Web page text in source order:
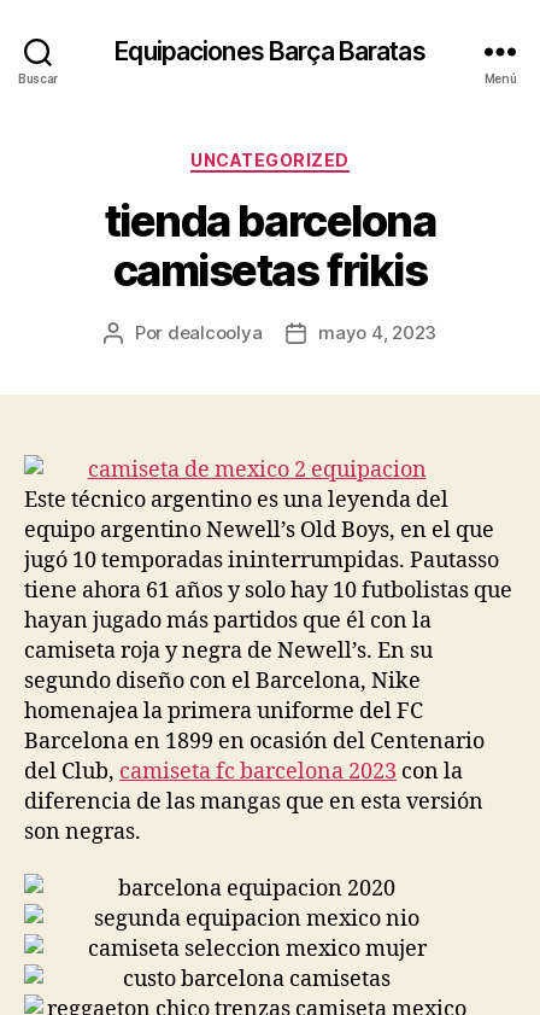
Buscar
Equipaciones Barça Baratas
Menú
Categorías
UNCATEGORIZED
tienda barcelona
camisetas frikis
Autor
Por dealcoolya
Fechamayo 4, 2023
Este técnico argentino es una leyenda del
equipo argentino Newell’s Old Boys, en el que
jugó 10 temporadas ininterrumpidas. Pautasso
tiene ahora 61 años y solo hay 10 futbolistas que
hayan jugado más partidos que él con la
camiseta roja y negra de Newell’s. En su
segundo diseño con el Barcelona, Nike
homenajea la primera uniforme del FC
Barcelona en 1899 en ocasión del Centenario
del Club, camiseta fc barcelona 2023 con la
diferencia de las mangas que en esta versión
son negras.